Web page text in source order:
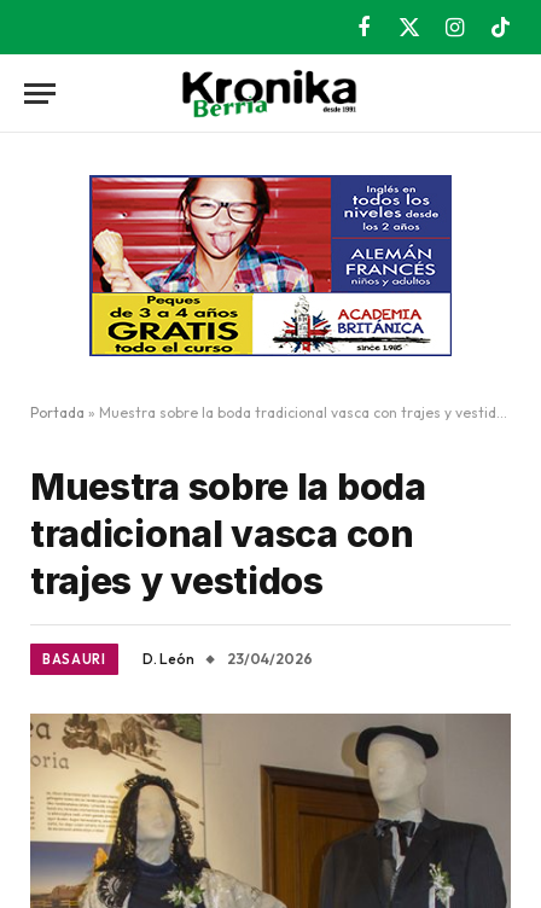
Facebook
X
Instagram
Portada » Muestra sobre la boda tradicional vasca con trajes y vestidos
Muestra sobre la boda
tradicional vasca con
trajes y vestidos
BASAURI D. León 23/04/2026